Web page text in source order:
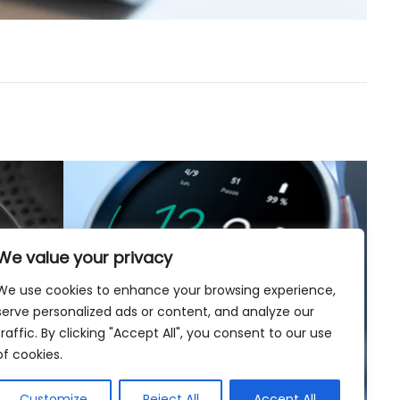
value your privacy
use cookies to enhance your browsing experience,
personalized ads or content, and analyze our
By clicking "Accept All", you consent to our use
cookies.